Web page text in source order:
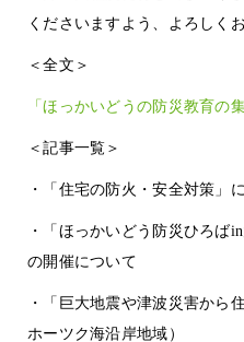
くださいますよう、よろしく
＜全文＞
「ほっかいどうの防災教育の
＜記事一覧＞
・「住宅の防火・安全対策」
・「ほっかいどう防災ひろば
の開催について
・「巨大地震や津波災害から
ホーツク海沿岸地域）